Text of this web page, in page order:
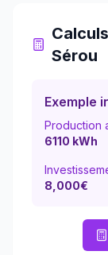
Sérou
Exemple
Production
6110 kWh
8,000€